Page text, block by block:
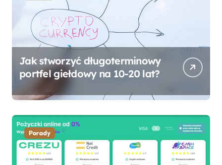
Jak stworzyć długoterminowy
portfel giełdowy na 10-20 lat?
Porady